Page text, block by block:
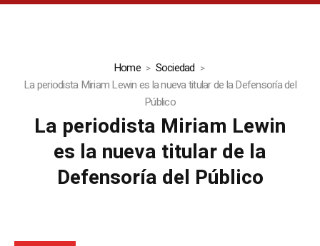
Home
Sociedad
La periodista Miriam Lewin es la nueva titular de la Defensoría del
Público
La periodista Miriam Lewin
es la nueva titular de la
Defensoría del Público